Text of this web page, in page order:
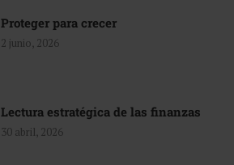
Proteger para crecer
2 junio, 2026
Lectura estratégica de las finanzas
30 abril, 2026